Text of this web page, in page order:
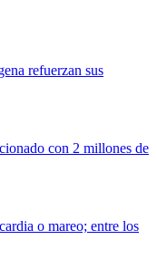
refuerzan sus
con 2 millones de
o mareo; entre los